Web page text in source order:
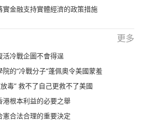
實金融支持實體經濟的政策措施
更多
活冷戰企圖不會得逞
的“冷戰分子”蓬佩奧令美國蒙羞
毒” 救不了自己更救不了美國
港根本利益的必要之舉
憲合法合理的重要決定